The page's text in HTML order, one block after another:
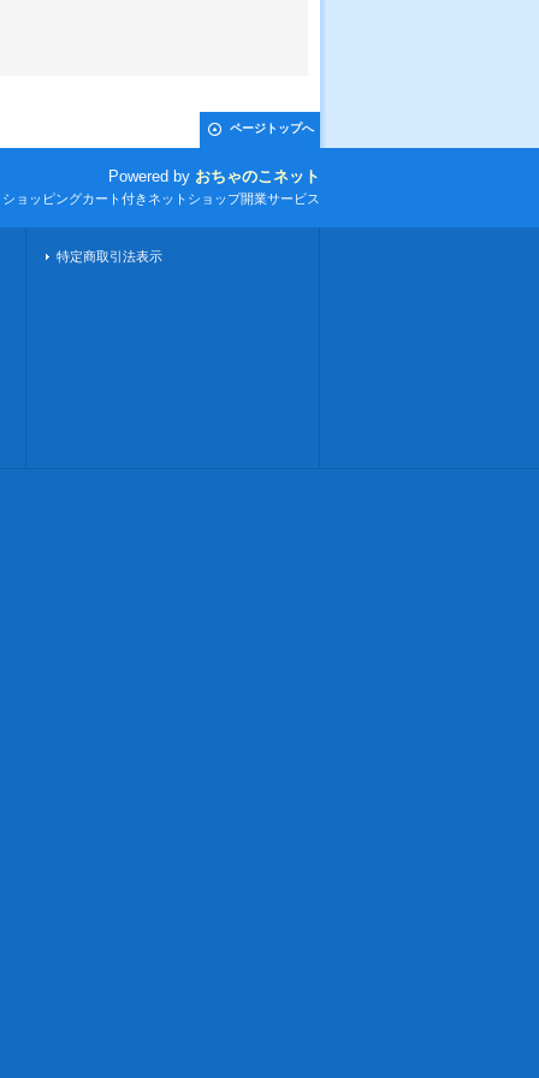
ページトップへ
Powered by おちゃのこネット
ョッピングカート付きネットショップ開業サービス
特定商取引法表示